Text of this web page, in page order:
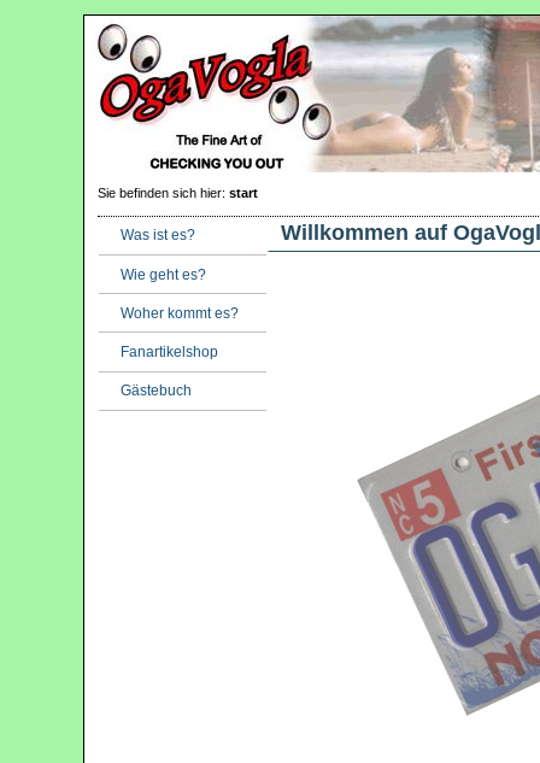
Sie befinden sich hier: start
Was ist es?
Wie geht es?
Woher kommt es?
Fanartikelshop
Gästebuch
Willkommen auf